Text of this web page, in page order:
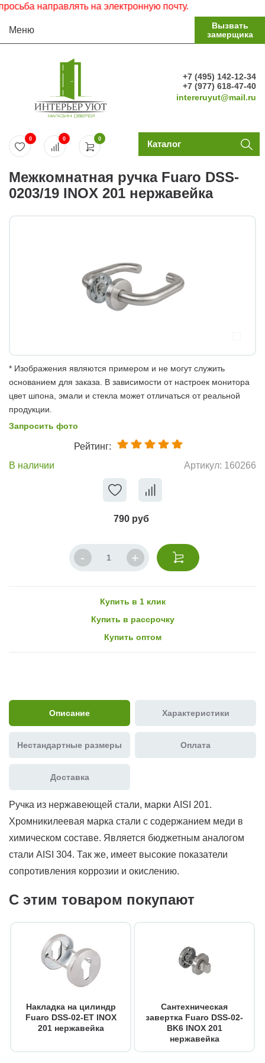
направлять на электронную почту.
Меню
Вызвать
замерщика
+7 (495) 142-12-34
+7 (977) 618-47-40
intereruyut@mail.ru
0
0 0 Каталог
Межкомнатная ручка Fuaro DSS-
0203/19 INOX 201 нержавейка
* Изображения являются примером и не могут служить
основанием для заказа. В зависимости от настроек монитора
цвет шпона, эмали и стекла может отличаться от реальной
продукции.
Запросить фото
Рейтинг:
В наличии
Артикул: 160266
790 руб
Купить в 1 клик
Купить в рассрочку
Купить оптом
Описание Характеристики
Нестандартные размеры Оплата
Доставка
Ручка из нержавеющей стали, марки AISI 201.
Хромникилеевая марка стали с содержанием меди в
химическом составе. Является бюджетным аналогом
стали AISI 304. Так же, имеет высокие показатели
сопротивления коррозии и окислению.
С этим товаром покупают
Накладка на цилиндр
Fuaro DSS-02-ET INOX
201 нержавейка
Сантехническая
завертка Fuaro DSS-02-
BK6 INOX 201
нержавейка